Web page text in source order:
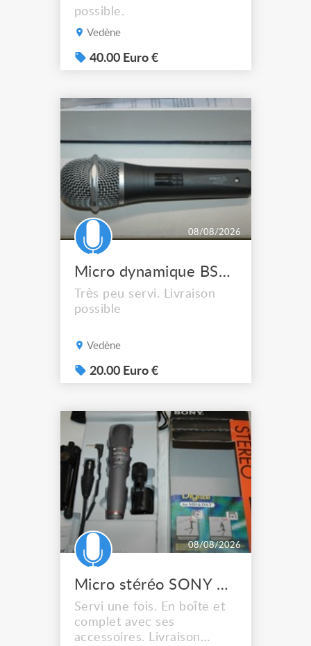
possible.
Vedène
40.00 Euro €
08/08/2026
Micro dynamique BST MDX50 en boîte
Très peu servi. Livraison
possible
Vedène
20.00 Euro €
08/08/2026
Micro stéréo SONY ECMMS957
Servi une fois. En boîte et
complet avec ses
accessoires. Livraison